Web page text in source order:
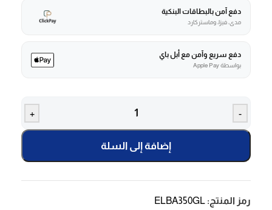
دفع آمن بالبطاقات البنكية
مدى، فيزا، وماستركارد
دفع سريع وآمن مع أبل باي
بواسطة Apple Pay
-
+
إضافة إلى السلة
رمز المنتج: ELBA350GL